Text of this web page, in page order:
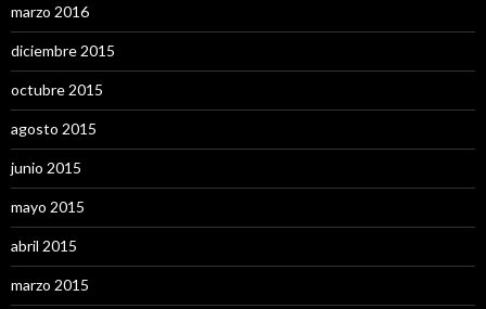
marzo 2016
diciembre 2015
octubre 2015
agosto 2015
junio 2015
mayo 2015
abril 2015
marzo 2015